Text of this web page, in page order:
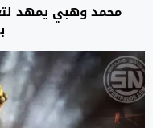
محمد وهبي يمهد